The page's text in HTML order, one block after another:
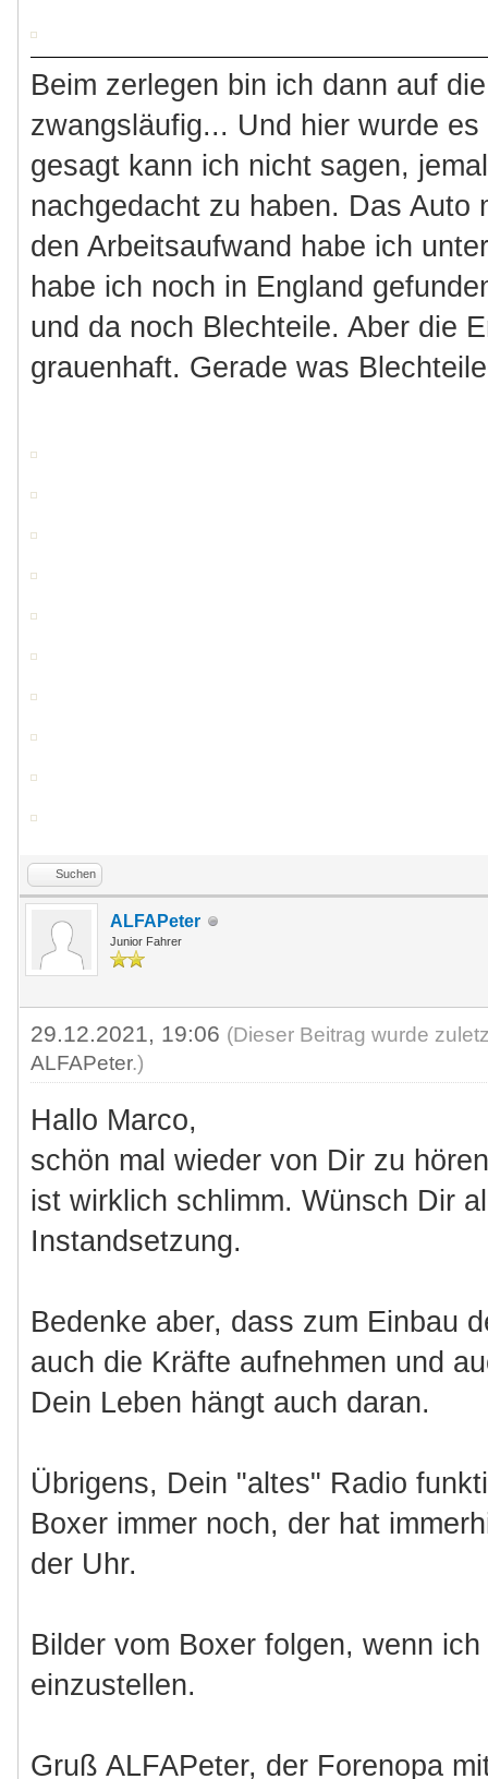
Beim zerlegen bin ich dann auf
zwangsläufig... Und hier wurde
gesagt kann ich nicht sagen,
nachgedacht zu haben. Das Auto
den Arbeitsaufwand habe ich
habe ich noch in England
und da noch Blechteile. Aber die
grauenhaft. Gerade was
Suchen
ALFAPeter
Junior Fahrer
29.12.2021, 19:06 (Dieser Beitrag wurde
ALFAPeter.)
Hallo Marco,
schön mal wieder von Dir zu
ist wirklich schlimm. Wünsch Dir
Instandsetzung.
Bedenke aber, dass zum Einbau
auch die Kräfte aufnehmen und
Dein Leben hängt auch daran.
Übrigens, Dein "altes" Radio
Boxer immer noch, der hat
der Uhr.
Bilder vom Boxer folgen, wenn
einzustellen.
Gruß ALFAPeter, der Forenopa